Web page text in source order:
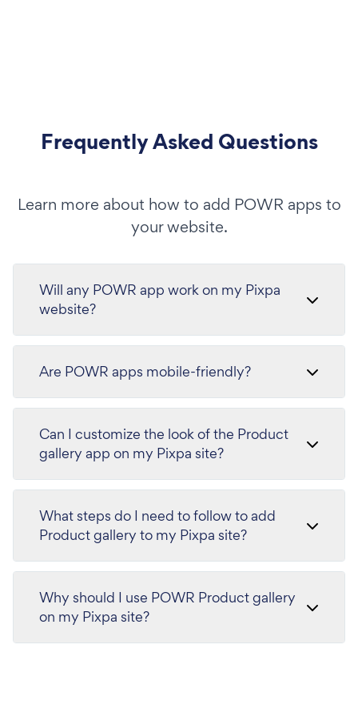
Frequently Asked Questions
Learn more about how to add POWR apps to
your website.
Will any POWR app work on my Pixpa
website?
Are POWR apps mobile-friendly?
Can I customize the look of the Product
gallery app on my Pixpa site?
What steps do I need to follow to add
Product gallery to my Pixpa site?
Why should I use POWR Product gallery
on my Pixpa site?